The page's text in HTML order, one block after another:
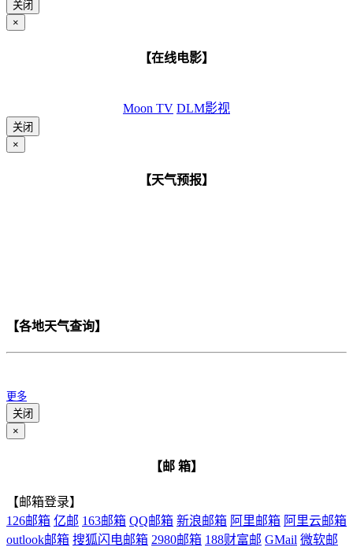
关闭
×
【在线电影】
Moon TV DLM影视
关闭
×
【天气预报】
【各地天气查询】
更多
关闭
×
【邮 箱】
【邮箱登录】
126邮箱 亿邮 163邮箱 QQ邮箱 新浪邮箱 阿里邮箱 阿里云邮箱
outlook邮箱 搜狐闪电邮箱 2980邮箱 188财富邮 GMail 微软邮